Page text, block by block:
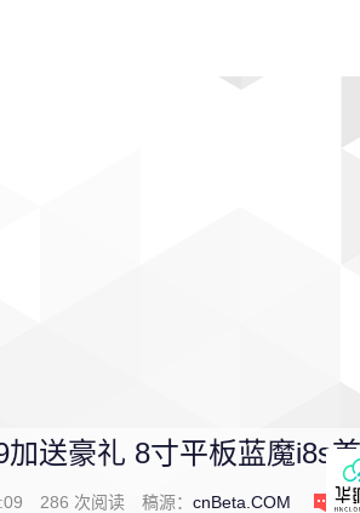
加送豪礼 8寸平板蓝魔i8s
286 次阅读 稿源： cnBeta.COM 0